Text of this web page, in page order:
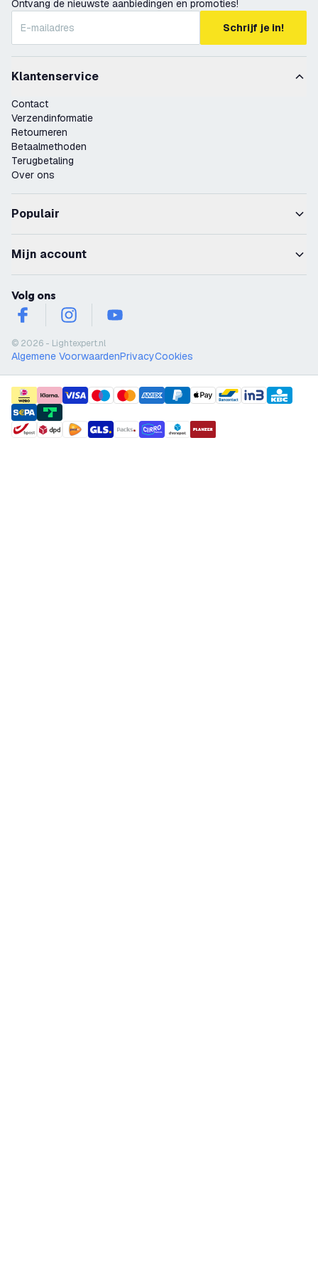
Ontvang de nieuwste aanbiedingen en promoties!
Schrijf je in!
Klantenservice
Contact
Verzendinformatie
Retourneren
Betaalmethoden
Terugbetaling
Over ons
Populair
Mijn account
Volg ons
facebookinstagramyoutube
© 2026 - Lightexpert.nl
Algemene VoorwaardenPrivacyCookies
payment methods
shipment methods